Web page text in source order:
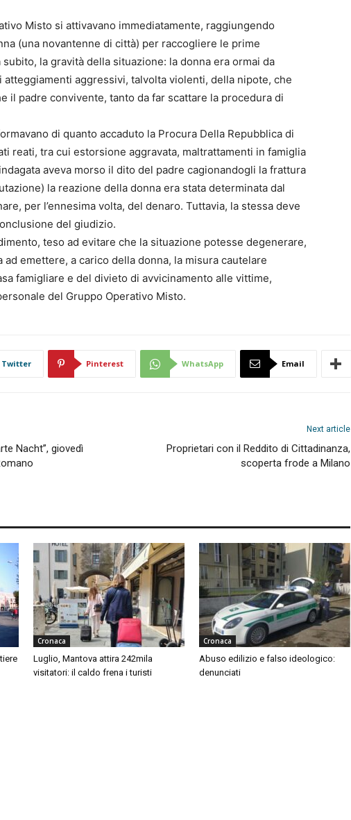
Misto si attivavano immediatamente, raggiungendo
(una novantenne di città) per raccogliere le prime
la gravità della situazione: la donna era ormai da
aggressivi, talvolta violenti, della nipote, che
il padre convivente, tanto da far scattare la procedura di
di quanto accaduto la Procura Della Repubblica di
reati, tra cui estorsione aggravata, maltrattamenti in famiglia
aveva morso il dito del padre cagionandogli la frattura
la reazione della donna era stata determinata dal
per l’ennesima volta, del denaro. Tuttavia, la stessa deve
del giudizio.
teso ad evitare che la situazione potesse degenerare,
ad emettere, a carico della donna, la misura cautelare
famigliare e del divieto di avvicinamento alle vittime,
del Gruppo Operativo Misto.
Twitter Pinterest WhatsApp Email
Nacht”, giovedì
Next article
Proprietari con il Reddito di Cittadinanza,
scoperta frode a Milano
Cronaca
Luglio, Mantova attira 242mila
visitatori: il caldo frena i turisti
Cronaca
Abuso edilizio e falso ideologico:
denunciati